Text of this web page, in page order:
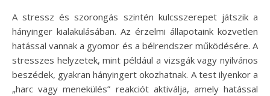
A stressz és szorongás szintén kulcsszerepet játszik a
hányinger kialakulásában. Az érzelmi állapotaink közvetlen
hatással vannak a gyomor és a bélrendszer működésére. A
stresszes helyzetek, mint például a vizsgák vagy nyilvános
beszédek, gyakran hányingert okozhatnak. A test ilyenkor a
„harc vagy menekülés” reakciót aktiválja, amely hatással